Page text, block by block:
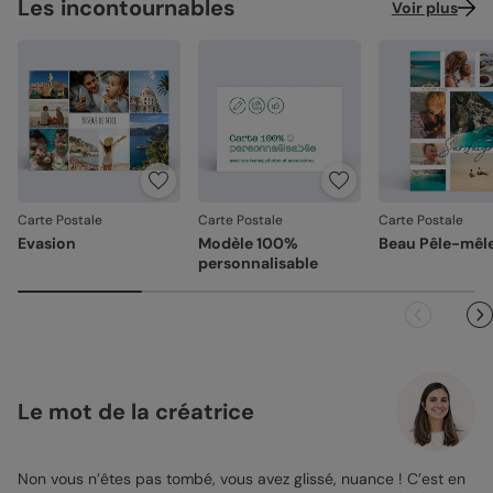
Les incontournables Voir plus
Carte Postale
Evasion
Carte Postale
Modèle 100%
personnalisable
Carte Postale
Beau Pêle-
Le mot de la créatrice
Non vous n’êtes pas tombé, vous avez glissé, nuance ! C’est en